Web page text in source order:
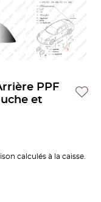
PPF
et
calculés à la caisse.